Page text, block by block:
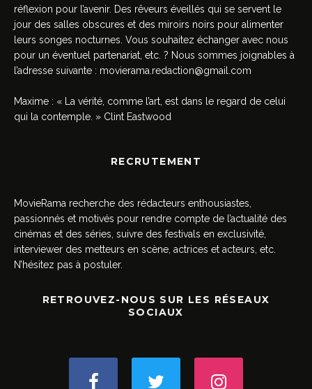
réflexion pour l’avenir. Des rêveurs éveillés qui se servent le
jour des salles obscures et des miroirs noirs pour alimenter
leurs songes nocturnes. Vous souhaitez échanger avec nous
pour un éventuel partenariat, etc. ? Nous sommes joignables à
l’adresse suivante : movierama.redaction@gmail.com
Maxime : « La vérité, comme l’art, est dans le regard de celui
qui la contemple. » Clint Eastwood
RECRUTEMENT
MovieRama recherche des rédacteurs enthousiastes,
passionnés et motivés pour rendre compte de l’actualité des
cinémas et des séries, suivre des festivals en exclusivité,
interviewer des metteurs en scène, actrices et acteurs, etc.
N’hésitez pas à postuler.
RETROUVEZ-NOUS SUR LES RÉSEAUX
SOCIAUX